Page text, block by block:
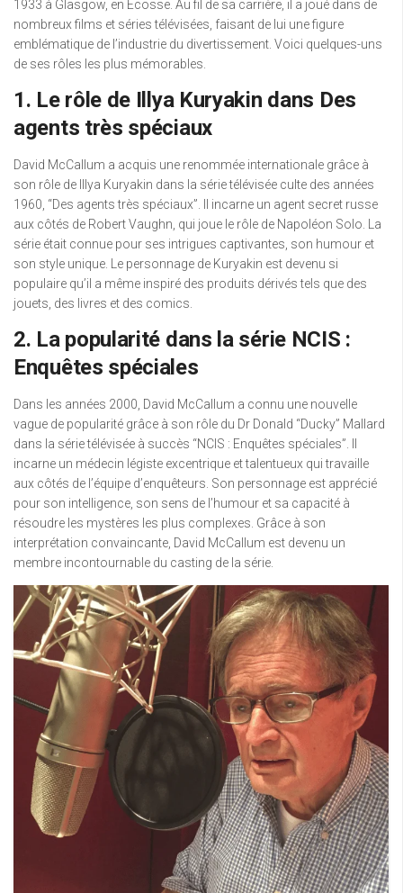
1933 à Glasgow, en Écosse. Au fil de sa carrière, il a joué dans de
nombreux films et séries télévisées, faisant de lui une figure
emblématique de l’industrie du divertissement. Voici quelques-uns
de ses rôles les plus mémorables.
1. Le rôle de Illya Kuryakin dans Des
agents très spéciaux
David McCallum a acquis une renommée internationale grâce à
son rôle de Illya Kuryakin dans la série télévisée culte des années
1960, “Des agents très spéciaux”. Il incarne un agent secret russe
aux côtés de Robert Vaughn, qui joue le rôle de Napoléon Solo. La
série était connue pour ses intrigues captivantes, son humour et
son style unique. Le personnage de Kuryakin est devenu si
populaire qu’il a même inspiré des produits dérivés tels que des
jouets, des livres et des comics.
2. La popularité dans la série NCIS :
Enquêtes spéciales
Dans les années 2000, David McCallum a connu une nouvelle
vague de popularité grâce à son rôle du Dr Donald “Ducky” Mallard
dans la série télévisée à succès “NCIS : Enquêtes spéciales”. Il
incarne un médecin légiste excentrique et talentueux qui travaille
aux côtés de l’équipe d’enquêteurs. Son personnage est apprécié
pour son intelligence, son sens de l’humour et sa capacité à
résoudre les mystères les plus complexes. Grâce à son
interprétation convaincante, David McCallum est devenu un
membre incontournable du casting de la série.